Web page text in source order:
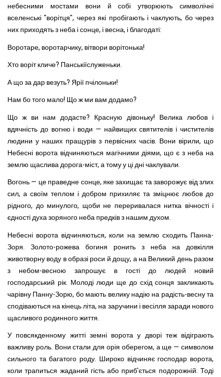
небесними мостами вони й собі утворюють символічні
вселенські "ворітця", через які пробігають і чаклують, бо через
них приходять з неба і сонце, і весна, і благодаті:
Воротаре, воротарчику, вітвори ворітонька!
Хто воріт кличе? Панськіїслуженьки.
А що за дар везуть? Ярії пчілоньки!
Нам бо того мало! Що ж ми вам додамо?
Що ж ви нам додасте? Красную дівоньку! Велика любов і
вдячність до вогню і води — найвищих святителів і чистителів
людини у наших пращурів з первісних часів. Вони вірили, що
Небесні ворота відчиняються магічними діями, що є з неба на
землю щаслива дорога-міст, а тому у ці дні чаклували.
Вогонь — це праведне сонце, яке захищає та заворожує від злих
сил, а своїм теплом і добром прихиляє та зміцнює любов до
рідного, до минулого, щоби не переривалася нитка вічності і
єдності духа зоряного неба предків з нашим духом.
Небесні ворота відчиняються, коли на землю сходить Панна-
Зоря. Золото-рожева богиня ронить з неба на довкілля
животворну воду в образі роси й дощу, а на Великий день разом
з небом-весною запрошує в гості до людей новий
господарський рік. Молоді люди ще до схід сонця закликають
чарівну Панну-Зорю, бо мають велику надію на радість-весну та
сподіваються на кінець літа, на заручини і весілля заради нового
щасливого родинного життя.
У повсякденному житті земні ворота у дворі теж відіграють
важливу роль. Вони стали для орія оберегом, а ще — символом
сильного та багатого роду. Широко відчиняє господар ворота,
коли трапиться жаданий гість або приб'ється подорожній. Тоді